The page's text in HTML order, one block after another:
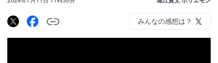
みんなの感想は？